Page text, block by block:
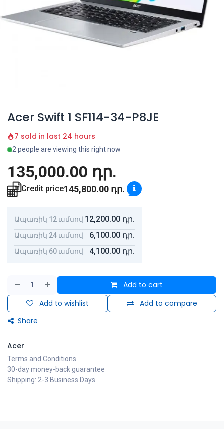
Acer Swift 1 SF114-34-P8JE
7 sold in last 24 hours
2 people are viewing this right now
135,000.00 դր.
Credit price145,800.00 դր.
Ապառիկ 12 ամսով 12,200.00 դր.
Ապառիկ 24 ամսով 6,100.00 դր.
Ապառիկ 60 ամսով 4,100.00 դր.
Add to cart
Add to compare
Add to wishlist
Share
Acer
Terms and Conditions
30-day money-back guarantee
Shipping: 2-3 Business Days